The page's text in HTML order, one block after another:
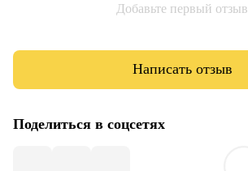
Добавьте первый отзыв
Написать отзыв
Поделиться в соцсетях